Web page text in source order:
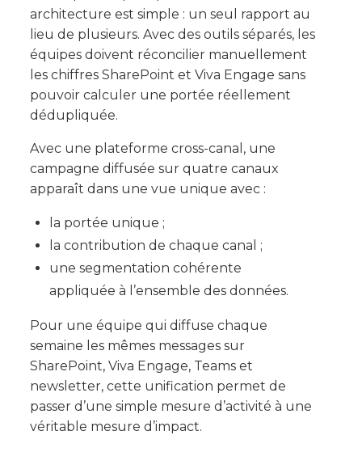
architecture est simple : un seul rapport au
lieu de plusieurs. Avec des outils séparés, les
équipes doivent réconcilier manuellement
les chiffres SharePoint et Viva Engage sans
pouvoir calculer une portée réellement
dédupliquée.
Avec une plateforme cross-canal, une
campagne diffusée sur quatre canaux
apparaît dans une vue unique avec :
la portée unique ;
la contribution de chaque canal ;
une segmentation cohérente
appliquée à l’ensemble des données.
Pour une équipe qui diffuse chaque
semaine les mêmes messages sur
SharePoint, Viva Engage, Teams et
newsletter, cette unification permet de
passer d’une simple mesure d’activité à une
véritable mesure d’impact.